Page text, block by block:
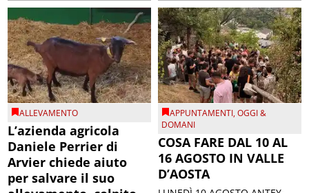
ALLEVAMENTO
L’azienda agricola
Daniele Perrier di
Arvier chiede aiuto
per salvare il suo
APPUNTAMENTI,OGGI &
DOMANI
COSA FARE DAL 10 AL
16 AGOSTO IN VALLE
D’AOSTA